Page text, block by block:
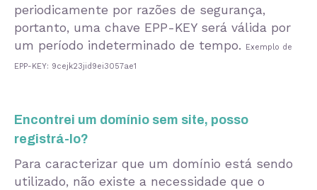
periodicamente por razões de segurança,
portanto, uma chave EPP-KEY será válida por
um período indeterminado de tempo.
Exemplo de
EPP-KEY: 9cejk23jid9ei3057ae1
Encontrei um domínio sem site, posso
registrá-lo?
Para caracterizar que um domínio está sendo
utilizado, não existe a necessidade que o